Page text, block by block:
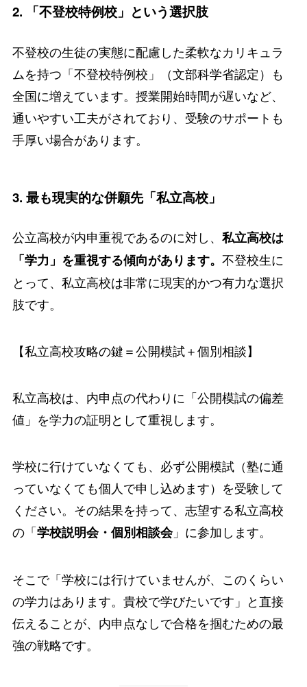
2. 「不登校特例校」という選択肢
不登校の生徒の実態に配慮した柔軟なカリキュラ
ムを持つ「不登校特例校」（文部科学省認定）も
全国に増えています。授業開始時間が遅いなど、
通いやすい工夫がされており、受験のサポートも
手厚い場合があります。
3. 最も現実的な併願先「私立高校」
公立高校が内申重視であるのに対し、 私立高校は
「学力」を重視する傾向があります。 不登校生に
とって、私立高校は非常に現実的かつ有力な選択
肢です。
【私立高校攻略の鍵＝公開模試＋個別相談】
私立高校は、内申点の代わりに「公開模試の偏差
値」を学力の証明として重視します。
学校に行けていなくても、必ず公開模試（塾に通
っていなくても個人で申し込めます）を受験して
ください。その結果を持って、志望する私立高校
の「学校説明会・個別相談会」に参加します。
そこで「学校には行けていませんが、このくらい
の学力はあります。貴校で学びたいです」と直接
伝えることが、内申点なしで合格を掴むための最
強の戦略です。